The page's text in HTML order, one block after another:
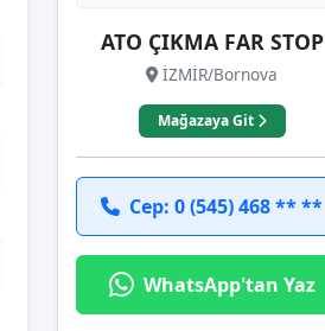
ATO ÇIKMA FAR STOP
İZMİR/Bornova
Mağazaya Git
Cep: 0 (545) 468 ** **
WhatsApp'tan Yaz